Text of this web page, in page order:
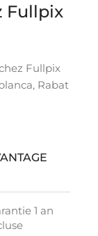
Fullpix
Fullpix
Rabat
1 an